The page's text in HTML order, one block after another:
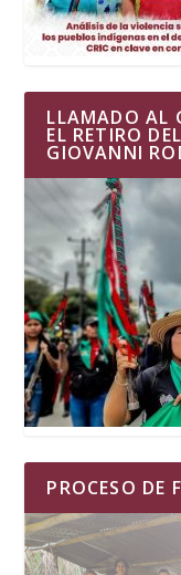
LLAMADO AL
EL RETIRO
GIOVANNI
PROCESO DE